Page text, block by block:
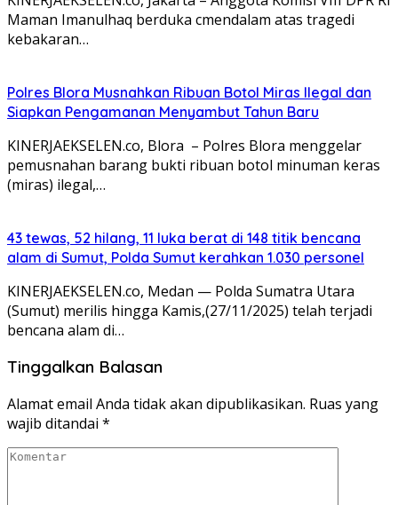
Maman Imanulhaq berduka cmendalam atas tragedi
kebakaran…
Polres Blora Musnahkan Ribuan Botol Miras Ilegal dan
Siapkan Pengamanan Menyambut Tahun Baru
KINERJAEKSELEN.co, Blora – Polres Blora menggelar
pemusnahan barang bukti ribuan botol minuman keras
(miras) ilegal,…
43 tewas, 52 hilang, 11 luka berat di 148 titik bencana
alam di Sumut, Polda Sumut kerahkan 1.030 personel
KINERJAEKSELEN.co, Medan — Polda Sumatra Utara
(Sumut) merilis hingga Kamis,(27/11/2025) telah terjadi
bencana alam di…
Tinggalkan Balasan
Alamat email Anda tidak akan dipublikasikan. Ruas yang
wajib ditandai *